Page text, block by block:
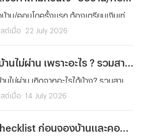
ต์เมื่อ 22 July 2026
ต์เมื่อ 14 July 2026